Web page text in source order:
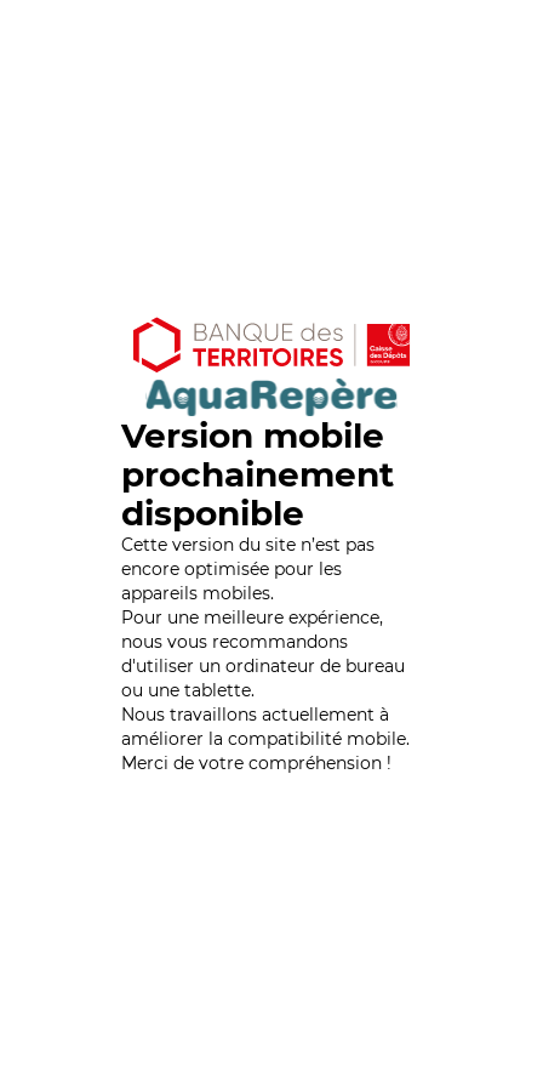
Version mobile
prochainement
disponible
Cette version du site n’est pas
encore optimisée pour les
appareils mobiles.
Pour une meilleure expérience,
nous vous recommandons
d'utiliser un ordinateur de bureau
ou une tablette.
Nous travaillons actuellement à
améliorer la compatibilité mobile.
Merci de votre compréhension !